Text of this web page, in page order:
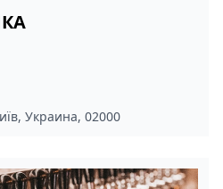
Украина, 02000